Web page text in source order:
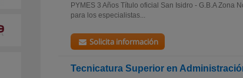
PYMES 3 Años Título oficial San Isidro - G.B.A Zona
para los especialistas...
Solicita información
Tecnicatura Superior en